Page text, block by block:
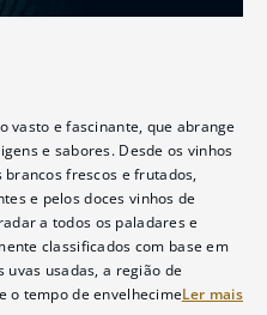
vasto e fascinante, que abrange
e sabores. Desde os vinhos
frescos e frutados,
e pelos doces vinhos de
a todos os paladares e
classificados com base em
usadas, a região de
o tempo de envelhecimento.